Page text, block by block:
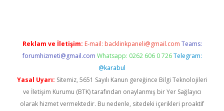
Reklam ve İletişim: E-mail: backlinkpaneli@gmail.com Teams:
forumhizmeti@gmail.com Whatsapp: 0262 606 0 726 Telegram:
@karabul
Yasal Uyarı: Sitemiz, 5651 Sayılı Kanun gereğince Bilgi Teknolojileri
ve İletişim Kurumu (BTK) tarafından onaylanmış bir Yer Sağlayıcı
olarak hizmet vermektedir. Bu nedenle, sitedeki içerikleri proaktif